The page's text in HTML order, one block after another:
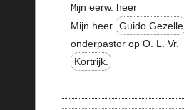
Mijn eerw. heer
Mijn heer Guido Gezelle
onderpastor op O. L. Vr.
Kortrijk.